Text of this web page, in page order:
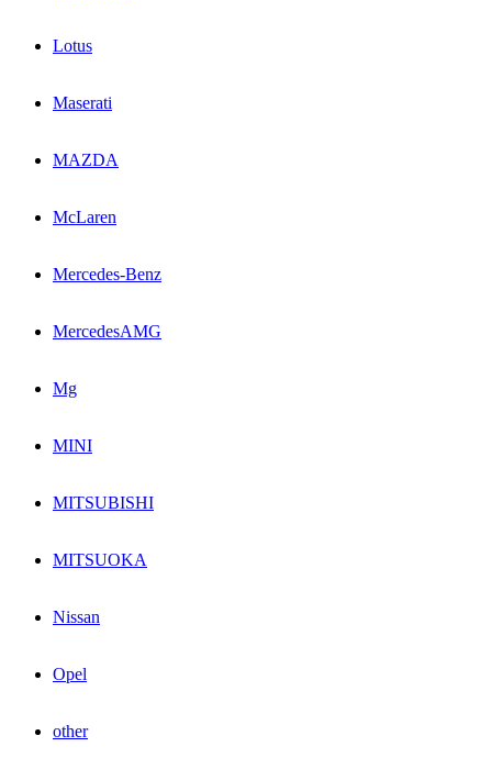
Lotus
Maserati
MAZDA
McLaren
Mercedes-Benz
MercedesAMG
Mg
MINI
MITSUBISHI
MITSUOKA
Nissan
Opel
other